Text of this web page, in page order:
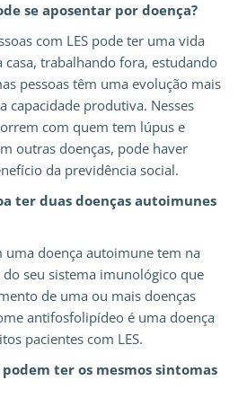
se aposentar por doença?
com LES pode ter uma vida
trabalhando fora, estudando
pessoas têm uma evolução mais
capacidade produtiva. Nesses
com quem tem lúpus e
outras doenças, pode haver
da previdência social.
ter duas doenças autoimunes
uma doença autoimune tem na
seu sistema imunológico que
de uma ou mais doenças
antifosfolipídeo é uma doença
pacientes com LES.
ter os mesmos sintomas